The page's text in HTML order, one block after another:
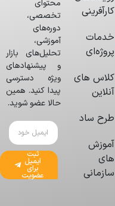
کارآفرینی
خدمات
پروژه‌ای
کلاس های
آنلاین
طرح ساد
آموزش
های
سازمانی
محتوای
تخصصی،
دوره‌های
آموزشی،
تحلیل‌های بازار
و پیشنهادهای
ویژه دسترسی
پیدا کنید. همین
حالا عضو شوید.
ثبت
ایمیل
برای
عضویت